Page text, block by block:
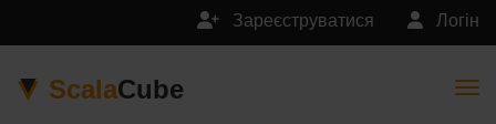
Логін
Зареєструватися
ScalaCube